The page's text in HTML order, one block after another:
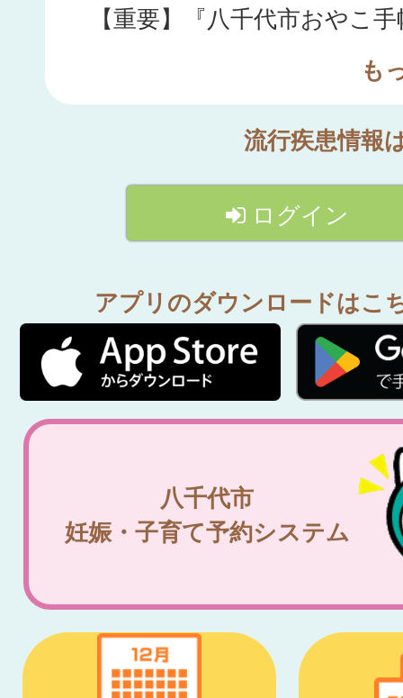
も
流行疾患情報
ログイン
アプリのダウンロードはこ
八千代市
妊娠・子育て予約システム